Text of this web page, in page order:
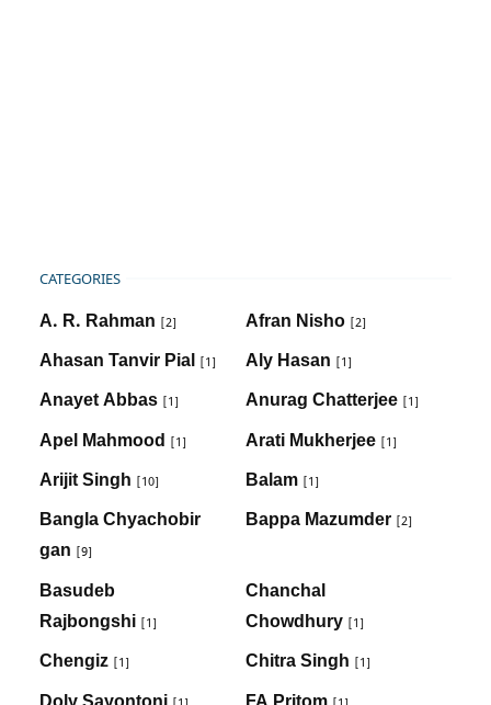
CATEGORIES
A. R. Rahman [2] Afran Nisho [2]
Ahasan Tanvir Pial [1] Aly Hasan [1]
Anayet Abbas [1] Anurag Chatterjee [1]
Apel Mahmood [1] Arati Mukherjee [1]
Arijit Singh [10] Balam [1]
Bangla Chyachobir
gan [9]
Bappa Mazumder [2]
Basudeb
Rajbongshi [1]
Chanchal
Chowdhury [1]
Chengiz [1] Chitra Singh [1]